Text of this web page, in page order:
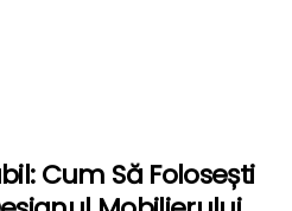
Cum Să Folosești